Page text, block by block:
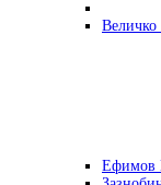
Ефимов